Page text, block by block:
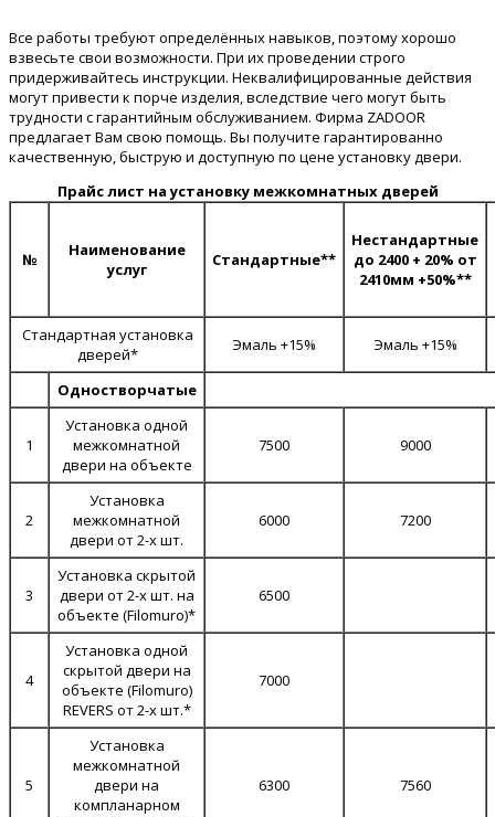
Все работы требуют определённых навыков, поэтому хорошо
взвесьте свои возможности. При их проведении строго
придерживайтесь инструкции. Неквалифицированные действия
могут привести к порче изделия, вследствие чего могут быть
трудности с гарантийным обслуживанием. Фирма ZADOOR
предлагает Вам свою помощь. Вы получите гарантированно
качественную, быструю и доступную по цене установку двери.
Прайс лист на установку межкомнатных дверей
№
Наименование
услуг
Стандартные**
Нестандартные
до 2400 + 20% от
2410мм +50%**
Стандартная установка
дверей*
Эмаль +15% Эмаль +15%
Одностворчатые
1
Установка одной
межкомнатной
двери на объекте
7500 9000
2
Установка
межкомнатной
двери от 2-х шт.
6000 7200
3
Установка скрытой
двери от 2-х шт. на
объекте (Filomuro)*
6500
4
Установка одной
скрытой двери на
объекте (Filomuro)
REVERS от 2-х шт.*
7000
5
Установка
межкомнатной
двери на
компланарном
6300 7560